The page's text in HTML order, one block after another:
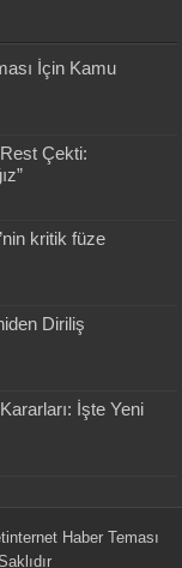
İçin Kamu
Çekti:
kritik füze
Diriliş
İşte Yeni
Haber Teması